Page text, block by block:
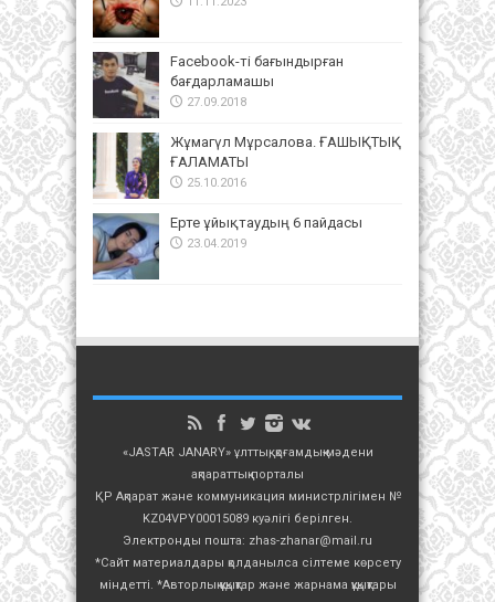
Facebook-ті бағындырған
бағдарламашы
27.09.2018
Жұмагүл Мұрсалова. ҒАШЫҚТЫҚ
ҒАЛАМАТЫ
25.10.2016
Ерте ұйықтаудың 6 пайдасы
23.04.2019
«JASTAR JANARY» ұлттық, қоғамдық-мәдени
ақпараттық порталы
ҚР Ақпарат және коммуникация министрлігімен №
KZ04VPY00015089 куәлігі берілген.
Электронды пошта: zhas-zhanar@mail.ru
*Сайт материалдары қолданылса сілтеме көрсету
міндетті. *Авторлық құқықтар және жарнама құқықтары